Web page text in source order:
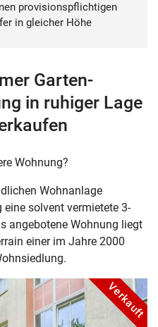
Garten-
in ruhiger Lage
Wohnung?
Wohnanlage
solvent vermietete 3-
angebotene Wohnung liegt
einer im Jahre 2000
Verkauft
provisionspflichtigen
in gleicher Höhe